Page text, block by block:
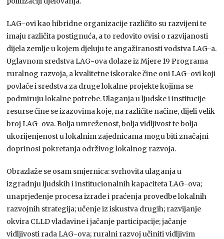
LAG-ovi kao hibridne organizacije različito su razvijeni te
imaju različita postignuća, a to redovito ovisi o razvijanosti
dijela zemlje u kojem djeluju te angažiranosti vodstva LAG-a.
Uglavnom sredstva LAG-ova dolaze iz Mjere 19 Programa
ruralnog razvoja, a kvalitetne iskorake čine oni LAG-ovi koji
povlače i sredstva za druge lokalne projekte kojima se
podmiruju lokalne potrebe. Ulaganja u ljudske i institucije
resurse čine se izazovima koje, na različite načine, dijeli velik
broj LAG-ova. Bolja umreženost, bolja vidljivost te bolja
ukorijenjenost u lokalnim zajednicama mogu biti značajni
doprinosi pokretanja održivog lokalnog razvoja.
Obrazlaže se osam smjernica: svrhovita ulaganja u
izgradnju ljudskih i institucionalnih kapaciteta LAG-ova;
unaprjeđenje procesa izrade i praćenja provedbe lokalnih
razvojnih strategija; učenje iz iskustva drugih; razvijanje
okvira CLLD vladavine i jačanje participacije; jačanje
vidljivosti rada LAG-ova; ruralni razvoj učiniti vidljivim